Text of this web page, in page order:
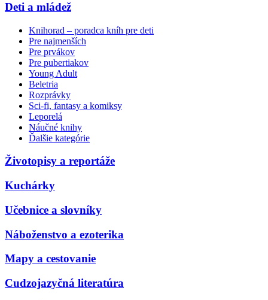
Deti a mládež
Knihorad – poradca kníh pre deti
Pre najmenších
Pre prvákov
Pre pubertiakov
Young Adult
Beletria
Rozprávky
Sci-fi, fantasy a komiksy
Leporelá
Náučné knihy
Ďalšie kategórie
Životopisy a reportáže
Kuchárky
Učebnice a slovníky
Náboženstvo a ezoterika
Mapy a cestovanie
Cudzojazyčná literatúra